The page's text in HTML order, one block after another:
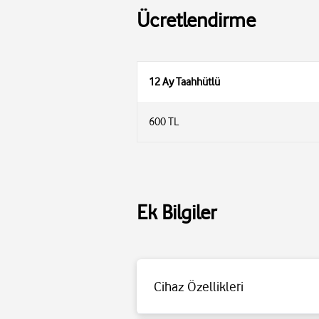
Ücretlendirme
12 Ay Taahhütlü
600 TL
Ek Bilgiler
Cihaz Özellikleri
• Ses kaydı için hoparlör üzerindeki kalp
• 700mAh gücündeki bataryası 5 saate
• Teknik Özellikler: